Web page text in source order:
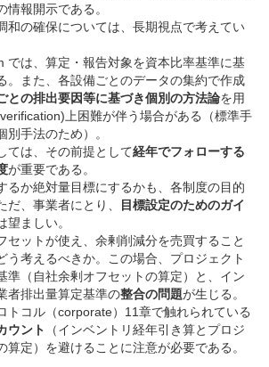
情報開示である。
和の確保については、長期視点で考えてい
では、算定・報告対象を資本比率基準に基
。また、各設備ごとのデータの集約で作成
との排出要因等に基づき個別の方法論を用
上困難が伴う場合がある（標準手
別手法のため）。
ては、その前提として経年でフォローする
が重要である。
か絶対量目標にするかも、各制度の目的
だ、事業者にとり、
目標設定のためのガイ
望ましい。
セットが使え、余剰削減分を売買すること
う考えるべきか。この場合、プロジェクト
準（自社余剰オフセットの算定）と、イン
者排出量算定基準の整合の問題が生じる。
トコル（corporate）11章で触れられている
ウント
（インベントリ経年引き算とプロジ
算定）を避けることに注意が必要である。